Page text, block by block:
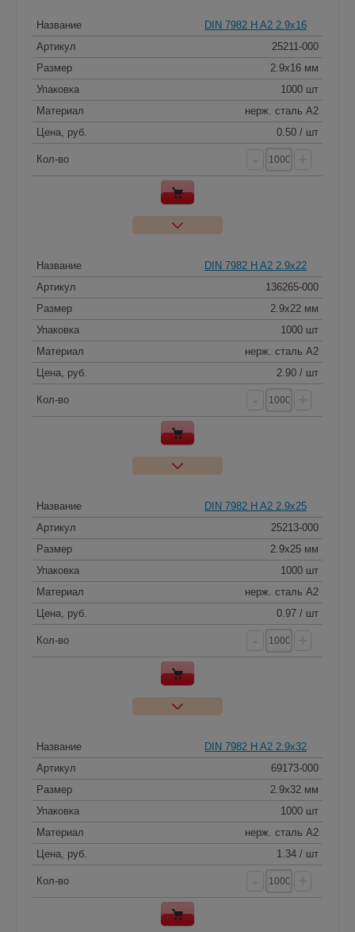
Название
DIN 7982 H A2 2.9x16
Артикул
25211-000
Размер
2.9x16 мм
Упаковка
1000 шт
Материал
нерж. сталь A2
Цена, руб.
0.50 / шт
Кол-во
Название
DIN 7982 H A2 2.9x22
Артикул
136265-000
Размер
2.9x22 мм
Упаковка
1000 шт
Материал
нерж. сталь A2
Цена, руб.
2.90 / шт
Кол-во
Название
DIN 7982 H A2 2.9x25
Артикул
25213-000
Размер
2.9x25 мм
Упаковка
1000 шт
Материал
нерж. сталь A2
Цена, руб.
0.97 / шт
Кол-во
Название
DIN 7982 H A2 2.9x32
Артикул
69173-000
Размер
2.9x32 мм
Упаковка
1000 шт
Материал
нерж. сталь A2
Цена, руб.
1.34 / шт
Кол-во